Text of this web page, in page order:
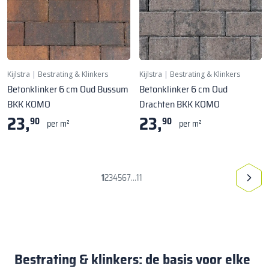
Kijlstra Bestrating & Klinkers
Betonklinker 6 cm Oud Bussum
BKK KOMO
23,90 per m²
Kijlstra Bestrating & Klinkers
Betonklinker 6 cm Oud
Drachten BKK KOMO
23,90 per m²
1234567...11
Bestrating & klinkers: de basis voor elke